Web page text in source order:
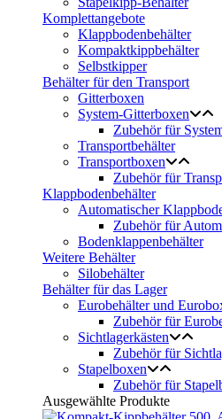
Komplettangebote
Klappbodenbehälter
Kompaktkippbehälter
Selbstkipper
Behälter für den Transport
Gitterboxen
System-Gitterboxen
Zubehör für
Transportbehälter
Transportboxen
Zubehör für
Klappbodenbehälter
Automatischer
Zubehör für
Bodenklappenbehälter
Weitere Behälter
Silobehälter
Behälter für das Lager
Eurobehälter und
Zubehör für
Sichtlagerkästen
Zubehör für
Stapelboxen
Zubehör für
Ausgewählte Produkte